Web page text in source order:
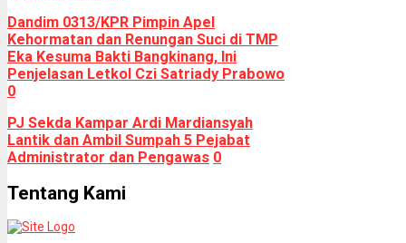
Dandim 0313/KPR Pimpin Apel
Kehormatan dan Renungan Suci di TMP
Eka Kesuma Bakti Bangkinang, Ini
Penjelasan Letkol Czi Satriady Prabowo
0
PJ Sekda Kampar Ardi Mardiansyah
Lantik dan Ambil Sumpah 5 Pejabat
Administrator dan Pengawas 0
Tentang Kami